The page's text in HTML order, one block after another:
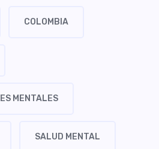
COLOMBIA
MENTALES
SALUD MENTAL